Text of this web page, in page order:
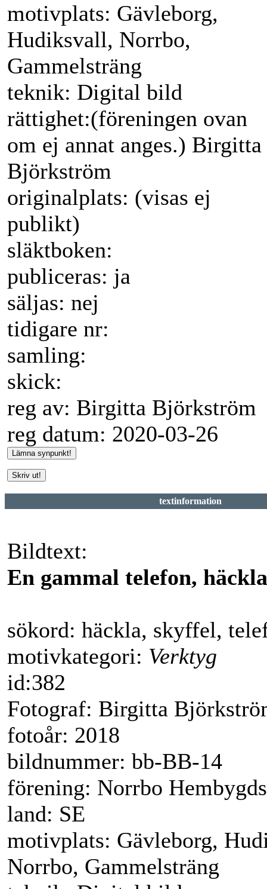
motivplats: Gävleborg,
Hudiksvall, Norrbo,
Gammelsträng
teknik: Digital bild
rättighet:(föreningen ovan
om ej annat anges.) Birgitta
Björkström
originalplats: (visas ej
publikt)
släktboken:
publiceras: ja
säljas: nej
tidigare nr:
samling:
skick:
reg av: Birgitta Björkström
reg datum: 2020-03-26
textinformation
Bildtext:
En gammal telefon,
sökord: häckla, skyffel,
motivkategori: Verktyg
id:382
Fotograf: Birgitta
fotoår: 2018
bildnummer: bb-BB-14
förening: Norrbo
land: SE
motivplats: Gävleborg,
Norrbo, Gammelsträng